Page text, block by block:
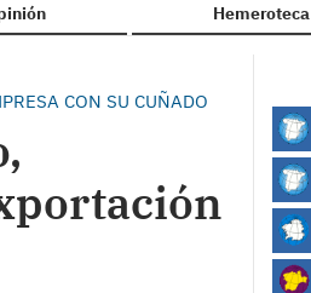
Hemeroteca
CON SU CUÑADO